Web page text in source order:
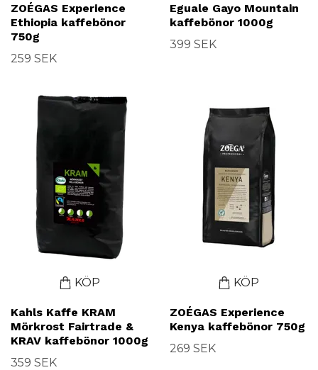
ZOÉGAS Experience
Ethiopia kaffebönor
750g
259 SEK
Eguale Gayo Mountain
kaffebönor 1000g
399 SEK
KÖP
Kahls Kaffe KRAM
Mörkrost Fairtrade &
KRAV kaffebönor 1000g
359 SEK
KÖP
ZOÉGAS Experience
Kenya kaffebönor 750g
269 SEK